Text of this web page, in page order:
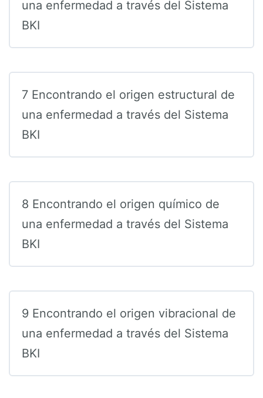
una enfermedad a través del Sistema
BKI
7 Encontrando el origen estructural de
una enfermedad a través del Sistema
BKI
8 Encontrando el origen químico de
una enfermedad a través del Sistema
BKI
9 Encontrando el origen vibracional de
una enfermedad a través del Sistema
BKI